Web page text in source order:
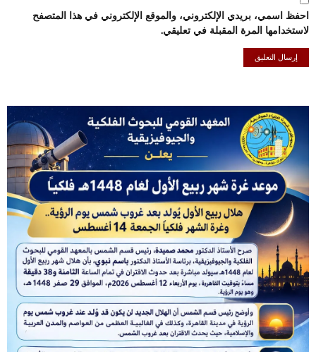
احفظ اسمي، بريدي الإلكتروني، والموقع الإلكتروني في هذا المتصفح
لاستخدامها المرة المقبلة في تعليقي.